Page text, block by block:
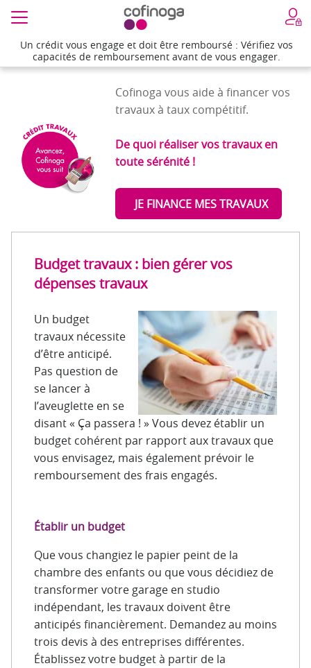
Un crédit vous engage et doit être remboursé : Vérifiez vos
capacités de remboursement avant de vous engager.
Accueil >Budget travaux : bien gérer vos dépenses travaux
Cofinoga vous aide à financer vos
travaux à taux compétitif.
De quoi réaliser vos travaux en
toute sérénité !
JE FINANCE MES TRAVAUX
Budget travaux : bien gérer vos
dépenses travaux
Un budget
travaux nécessite
d’être anticipé.
Pas question de
se lancer à
l’aveuglette en se
disant « Ça passera ! » Vous devez établir un
budget cohérent par rapport aux travaux que
vous envisagez, mais également prévoir le
remboursement des frais engagés.
Établir un budget
Que vous changiez le papier peint de la
chambre des enfants ou que vous décidiez de
transformer votre garage en studio
indépendant, les travaux doivent être
anticipés financièrement. Demandez au moins
trois devis à des entreprises différentes.
Établissez votre budget à partir de la
Un crédit vous engage et doit être remboursé : Vérifiez vos
capacités de remboursement avant de vous engager.